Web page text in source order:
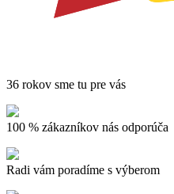
36 rokov sme tu pre vás
100 % zákazníkov nás odporúča
Radi vám poradíme s výberom